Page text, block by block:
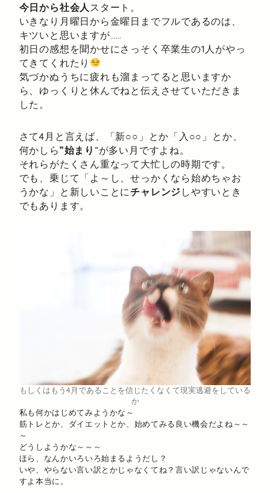
今日から社会人 スタート。
いきなり月曜日から金曜日までフルであるのは、
キツいと思いますが……
初日の感想を聞かせにさっそく卒業生の1人がやっ
てきてくれたり
気づかぬうちに疲れも溜まってると思いますか
ら、ゆっくりと休んでねと伝えさせていただきま
した。
さて4月と言えば、「新○○」とか「入○○」とか、
何かしら”始まり ”が多い月ですよね。
それらがたくさん重なって大忙しの時期です。
でも、乗じて「よ～し、せっかくなら始めちゃお
うかな」と新しいことにチャレンジ しやすいとき
でもあります。
もしくはもう4月であることを信じたくなくて現実逃避をしている
か
私も何かはじめてみようかな～
筋トレとか、ダイエットとか、始めてみる良い機会だよね～～
～
どうしようかな～～～
ほら、なんかいろいろ始まるようだし？
いや、やらない言い訳とかじゃなくてね？言い訳じゃないんで
すよ本当に。